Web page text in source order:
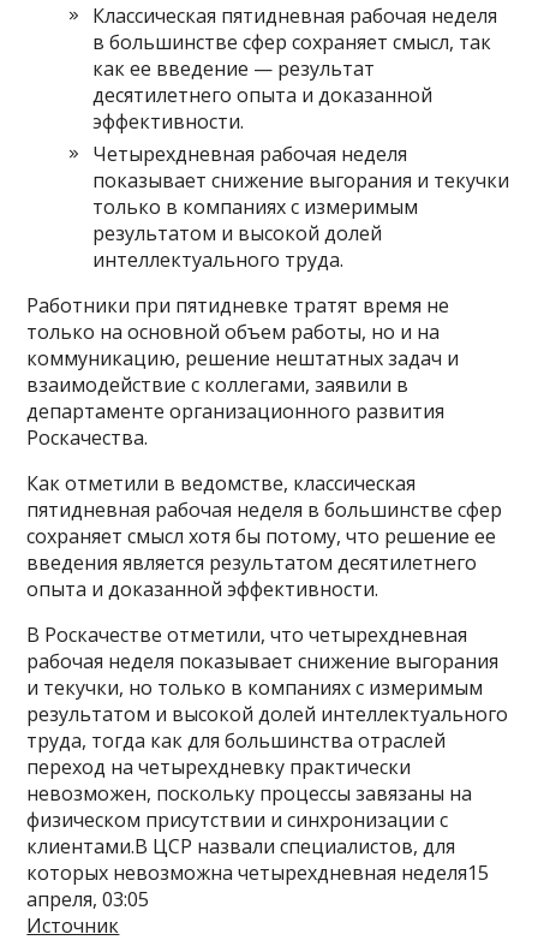
Классическая пятидневная рабочая неделя
в большинстве сфер сохраняет смысл, так
как ее введение — результат
десятилетнего опыта и доказанной
эффективности.
Четырехдневная рабочая неделя
показывает снижение выгорания и текучки
только в компаниях с измеримым
результатом и высокой долей
интеллектуального труда.
Работники при пятидневке тратят время не
только на основной объем работы, но и на
коммуникацию, решение нештатных задач и
взаимодействие с коллегами, заявили в
департаменте организационного развития
Роскачества.
Как отметили в ведомстве, классическая
пятидневная рабочая неделя в большинстве сфер
сохраняет смысл хотя бы потому, что решение ее
введения является результатом десятилетнего
опыта и доказанной эффективности.
В Роскачестве отметили, что четырехдневная
рабочая неделя показывает снижение выгорания
и текучки, но только в компаниях с измеримым
результатом и высокой долей интеллектуального
труда, тогда как для большинства отраслей
переход на четырехдневку практически
невозможен, поскольку процессы завязаны на
физическом присутствии и синхронизации с
клиентами.В ЦСР назвали специалистов, для
которых невозможна четырехдневная неделя15
апреля, 03:05
Источник